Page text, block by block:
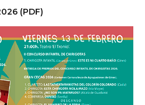
(PDF)